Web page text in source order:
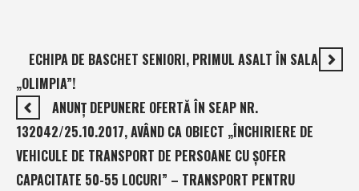
ECHIPA DE BASCHET SENIORI, PRIMUL ASALT ÎN SALA
„OLIMPIA”!
ANUNŢ DEPUNERE OFERTĂ ÎN SEAP NR.
132042/25.10.2017, AVÂND CA OBIECT „ÎNCHIRIERE DE
VEHICULE DE TRANSPORT DE PERSOANE CU ŞOFER
CAPACITATE 50-55 LOCURI” – TRANSPORT PENTRU